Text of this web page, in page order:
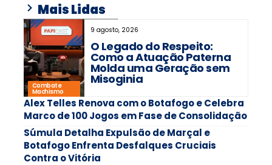
Mais Lidas
9 agosto, 2026
O Legado do Respeito:
Como a Atuação Paterna
Molda uma Geração sem
Misoginia
Combate
Machismo
Alex Telles Renova com o Botafogo e Celebra
Marco de 100 Jogos em Fase de Consolidação
Súmula Detalha Expulsão de Marçal e
Botafogo Enfrenta Desfalques Cruciais
Contra o Vitória